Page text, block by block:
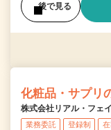
後で見る
化粧品・サプリ
株式会社リアル・フェ
業務委託 登録制